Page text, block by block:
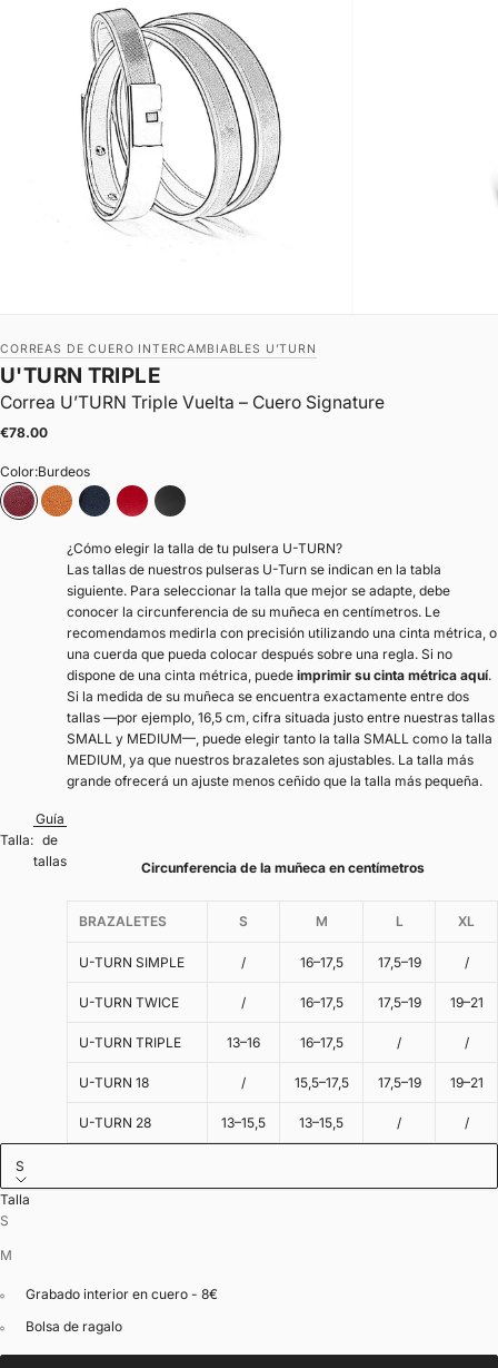
CORREAS DE CUERO INTERCAMBIABLES U’TURN
Correa U’TURN Triple Vuelta – Cuero Signature
U'TURN TRIPLE
Precio de oferta
€78.00
Color:Burdeos
BurdeosCamel Azul marino
Rojo Negro
Talla:
Guía
de
tallas
¿Cómo elegir la talla de tu pulsera U-TURN?
Las tallas de nuestros pulseras U-Turn se indican en la tabla
siguiente. Para seleccionar la talla que mejor se adapte, debe
conocer la circunferencia de su muñeca en centímetros. Le
recomendamos medirla con precisión utilizando una cinta métrica, o
una cuerda que pueda colocar después sobre una regla. Si no
dispone de una cinta métrica, puede imprimir su cinta métrica aquí.
Si la medida de su muñeca se encuentra exactamente entre dos
tallas —por ejemplo, 16,5 cm, cifra situada justo entre nuestras tallas
SMALL y MEDIUM—, puede elegir tanto la talla SMALL como la talla
MEDIUM, ya que nuestros brazaletes son ajustables. La talla más
grande ofrecerá un ajuste menos ceñido que la talla más pequeña.
Circunferencia de la muñeca en centímetros
BRAZALETES S M L XL
U-TURN SIMPLE / 16–17,5 17,5–19 /
U-TURN TWICE / 16–17,5 17,5–19 19–21
U-TURN TRIPLE 13–16 16–17,5 / /
U-TURN 18 / 15,5–17,5 17,5–19 19–21
U-TURN 28 13–15,5 13–15,5 / /
S
Talla
S
M
Grabado interior en cuero - 8€
Bolsa de ragalo